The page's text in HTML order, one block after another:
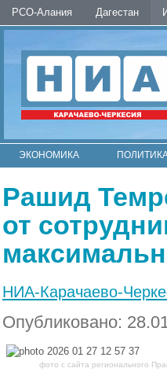
РСО-Алания Дагестан
ЭКОНОМИКА
Рашид
от
НИА-Карачаево-
Опубликовано:
фото с сайта регионального